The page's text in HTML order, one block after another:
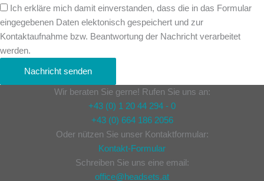
Ich erkläre mich damit einverstanden, dass die in das Formular
eingegebenen Daten elektonisch gespeichert und zur
Kontaktaufnahme bzw. Beantwortung der Nachricht verarbeitet
werden.
Nachricht senden
Wir beraten Sie gerne! Rufen Sie uns an:
+43 (0) 1 20 44 294 - 0
+43 (0) 664 186 2056
Oder nützen Sie unser Kontaktformular:
Kontakt-Formular
Schreiben Sie uns eine email:
office@headsets.at